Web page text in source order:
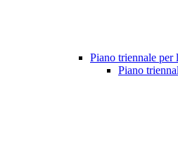
Piano triennale per
Piano